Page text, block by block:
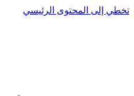
تخطي إلى المحتوى الرئيسي